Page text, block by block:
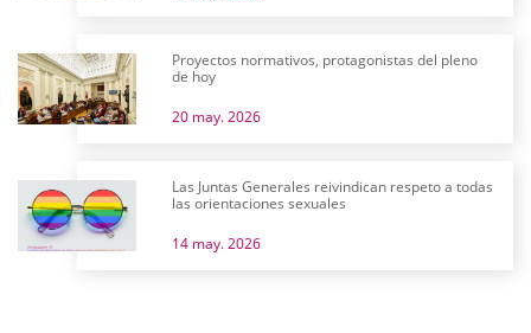
Proyectos normativos, protagonistas del pleno
de hoy
20 may. 2026
Las Juntas Generales reivindican respeto a todas
las orientaciones sexuales
14 may. 2026